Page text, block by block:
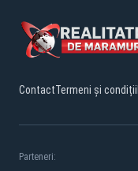
ContactTermeni și condiții
Parteneri: